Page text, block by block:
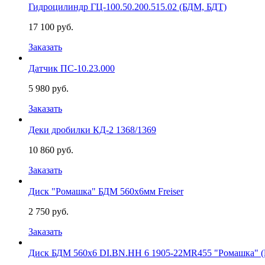
Гидроцилиндр ГЦ-100.50.200.515.02 (БДМ, БДТ)
17 100 руб.
Заказать
Датчик ПС-10.23.000
5 980 руб.
Заказать
Деки дробилки КД-2 1368/1369
10 860 руб.
Заказать
Диск "Ромашка" БДМ 560х6мм Freiser
2 750 руб.
Заказать
Диск БДМ 560х6 DI.BN.HH 6 1905-22MR455 "Ромашка"